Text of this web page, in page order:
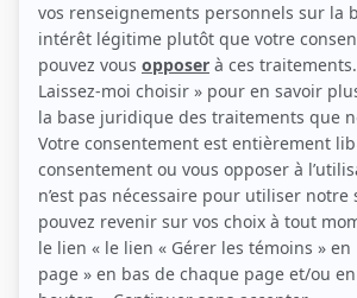
Personnages
À cause de mon oncle(Rôle inconnu)
Grand-papa(Georges)
Quinze ans plus tard( Jean-Baptiste Latour )
Mont-Joye(Aurèle Gratton)
Quelle famille!
Grand-père Tremblay
Au milieu de la course de notre vie( Rôle inconnu)
Chez le père Gédéon(Rôle inconnu)
Rue des Pignons( M. Lavergne)